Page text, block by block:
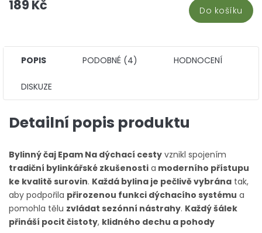
189 Kč Do košíku
POPIS PODOBNÉ (4) HODNOCENÍ
DISKUZE
Detailní popis produktu
Bylinný čaj Epam Na dýchací cesty vznikl spojením
tradiční bylinkářské zkušenosti a moderního přístupu
ke kvalitě surovin. Každá bylina je pečlivě vybrána tak,
aby podpořila přirozenou funkci dýchacího systému a
pomohla tělu zvládat sezónní nástrahy. Každý šálek
přináší pocit čistoty, klidného dechu a pohody